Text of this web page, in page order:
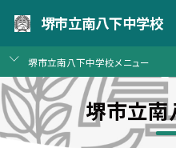
堺市立南八下中学校
堺市立南八下中学校メニュー
堺市立南